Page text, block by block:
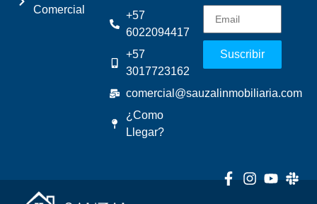
Comercial
+57
6022094417
+57
3017723162
comercial@sauzalinmobiliaria.com
¿Como
Llegar?
Suscribir